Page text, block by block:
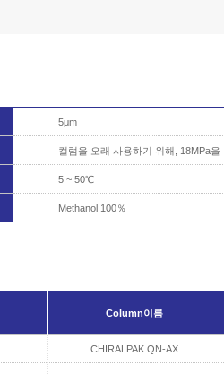
5μm
컬럼을 오래 사용하기 위해, 18MPa
5 ~ 50℃
Methanol 100％
Column이름
CHIRALPAK QN-AX